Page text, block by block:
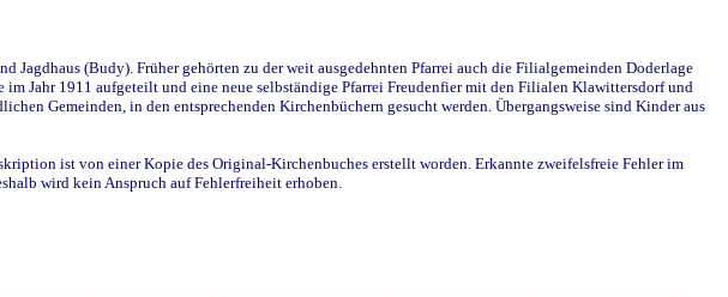
(Budy). Früher gehörten zu der weit ausgedehnten Pfarrei auch die Filialgemeinden Doderlage
Jahr 1911 aufgeteilt und eine neue selbständige Pfarrei Freudenfier mit den Filialen Klawittersdorf und
Gemeinden, in den entsprechenden Kirchenbüchern gesucht werden. Übergangsweise sind Kinder aus
ist von einer Kopie des Original-Kirchenbuches erstellt worden. Erkannte zweifelsfreie Fehler im
wird kein Anspruch auf Fehlerfreiheit erhoben.